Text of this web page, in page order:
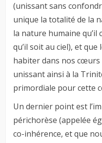
(unissant sans
unique la totalité de la
la nature humaine qu’il
qu’il soit au ciel), et
habiter dans nos
unissant ainsi à la
primordiale pour cette
Un dernier point est
périchorèse (appelée
co-inhérence, et que